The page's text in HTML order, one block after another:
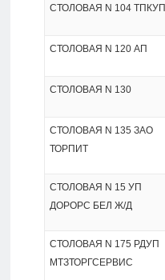
СТОЛОВАЯ N 104 ТПКУП
СТОЛОВАЯ N 120 АП
СТОЛОВАЯ N 130
СТОЛОВАЯ N 135 ЗАО
ТОРПИТ
СТОЛОВАЯ N 15 УП
ДОРОРС БЕЛ Ж/Д
СТОЛОВАЯ N 175 РДУП
МТЗТОРГСЕРВИС